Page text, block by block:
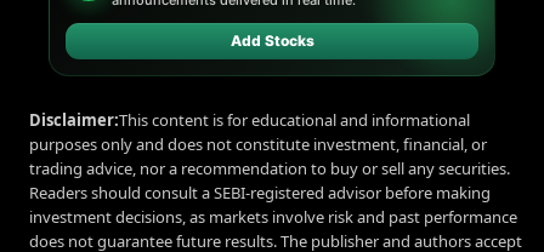
Add Stocks
Disclaimer:This content is for educational and informational
purposes only and does not constitute investment, financial, or
trading advice, nor a recommendation to buy or sell any securities.
Readers should consult a SEBI-registered advisor before making
investment decisions, as markets involve risk and past performance
does not guarantee future results. The publisher and authors accept